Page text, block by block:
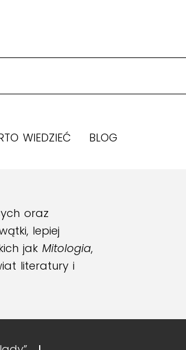
WIEDZIEĆ
BLOG
oraz
lepiej
jak Mitologia,
literatury i